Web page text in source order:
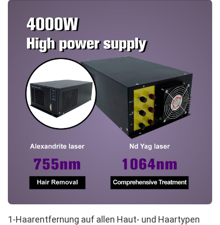
1-Haarentfernung auf allen Haut- und Haartypen